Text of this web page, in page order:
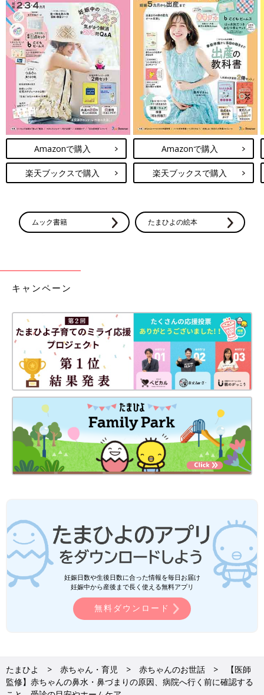
Amazonで購入
楽天ブックスで購入
Amazonで購入
楽天ブックスで購入
ムック書籍 たまひよの絵本
キャンペーン
妊娠日数や生後日数に合った情報を毎日お届け
妊娠中から産後まで長く使える無料アプリ
無料ダウンロード
たまひよ 赤ちゃん・育児 赤ちゃんのお世話
【医師
監修】赤ちゃんの鼻水・鼻づまりの原因、病院へ行く前に確認する